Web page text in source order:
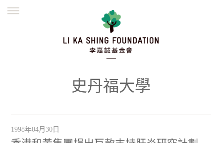
繁體
史丹福大學
1998年04月30日